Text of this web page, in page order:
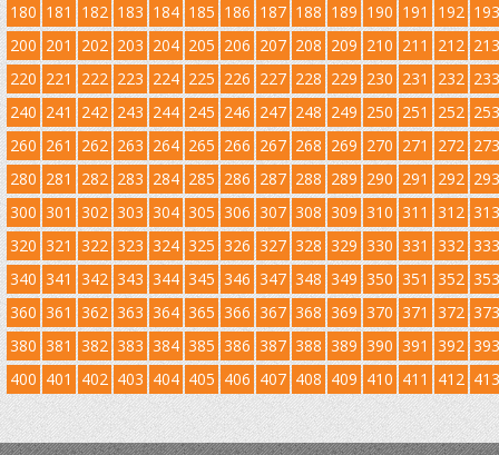
180 181 182 183 184 185 186 187 188 189 190 191 192 193
200 201 202 203 204 205 206 207 208 209 210 211 212 213
220 221 222 223 224 225 226 227 228 229 230 231 232 233
240 241 242 243 244 245 246 247 248 249 250 251 252 253
260 261 262 263 264 265 266 267 268 269 270 271 272 273
280 281 282 283 284 285 286 287 288 289 290 291 292 293
300 301 302 303 304 305 306 307 308 309 310 311 312 313
320 321 322 323 324 325 326 327 328 329 330 331 332 333
340 341 342 343 344 345 346 347 348 349 350 351 352 353
360 361 362 363 364 365 366 367 368 369 370 371 372 373
380 381 382 383 384 385 386 387 388 389 390 391 392 393
400 401 402 403 404 405 406 407 408 409 410 411 412 413